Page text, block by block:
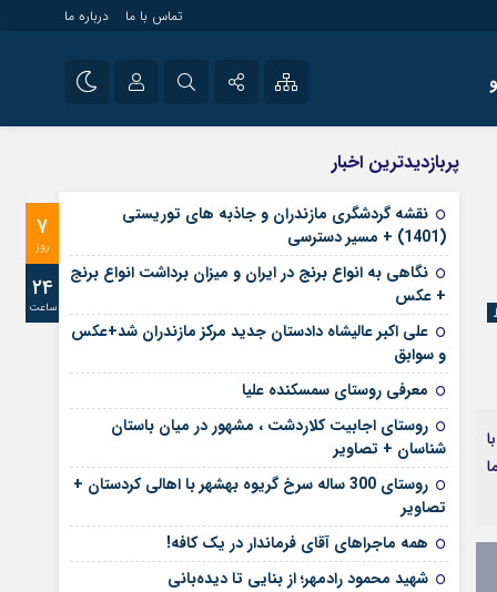
تماس با ما درباره ما
آپارات
رمز عبور
مرا به خاطر بسپار
راه اندازی سایت و
سایت های خبری و
پربازدیدترین اخبار
7
روز
24
ساعت
نقشه گردشگری مازندران و جاذبه های توریستی
(1401) + مسیر دسترسی
نگاهی به انواع برنج در ایران و میزان برداشت انواع برنج
+ عکس
علی‌ اکبر عالیشاه دادستان جدید مرکز مازندران شد+عکس
و سوابق
معرفی روستای سمسکنده علیا
روستای اجابیت کلاردشت ، مشهور در میان باستان
شناسان + تصاویر
روستای 300 ساله سرخ ‌گریوه بهشهر با اهالی کردستان +
تصاویر
همه ماجراهای آقای فرماندار در یک کافه!
شهید محمود رادمهر؛ از بنایی تا دیده‌بانی